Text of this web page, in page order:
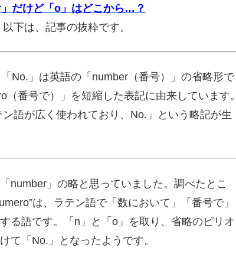
だけど「o」はどこから…？
下は、記事の抜粋です。
No.」は英語の「number（番号）」の省略形で
番号で）」を短縮した表記に由来しています。
語が広く使われており、No.」という略記が生
number」の略と思っていました。調べたとこ
は、ラテン語で「数において」「番号で」
る語です。「n」と「o」を取り、省略のピリオ
て「No.」となったようです。